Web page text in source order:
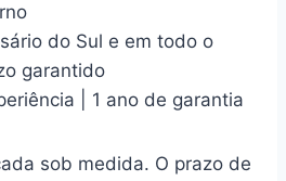
do Sul e em todo o
garantido
| 1 ano de garantia
sob medida. O prazo de